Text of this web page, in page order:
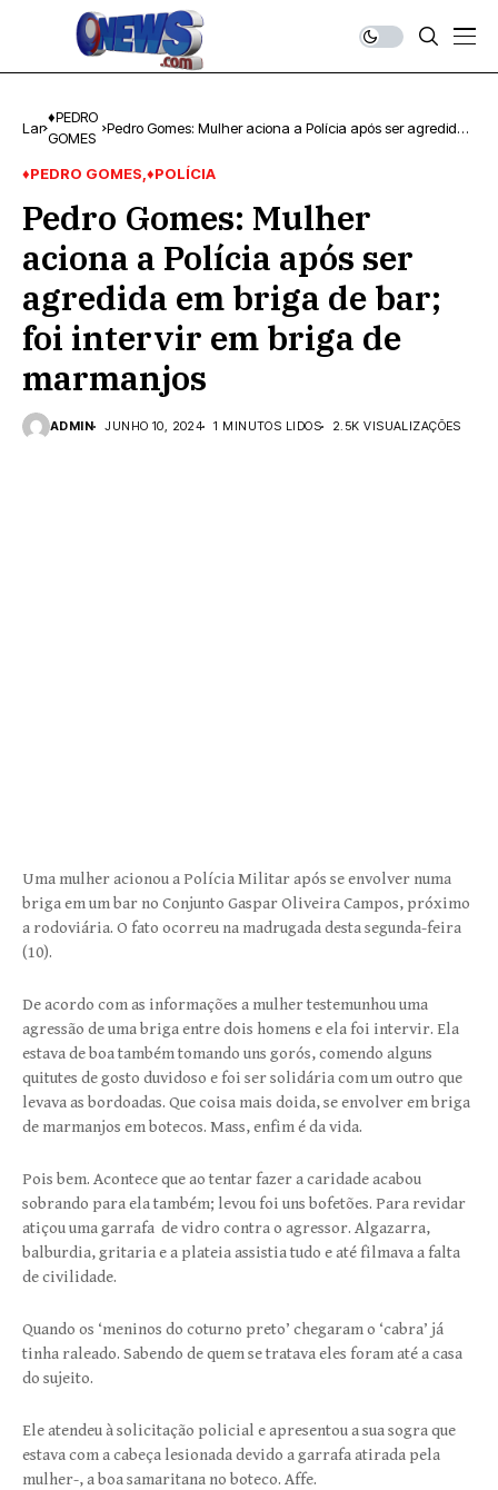
Lar
♦PEDRO
GOMES
Pedro Gomes: Mulher aciona a Polícia após ser agredida
♦PEDRO GOMES ♦POLÍCIA
Pedro Gomes: Mulher
aciona a Polícia após ser
agredida em briga de bar;
foi intervir em briga de
marmanjos
ADMIN JUNHO 10, 2024 1 MINUTOS LIDOS 2.5K VISUALIZAÇÕES
Uma mulher acionou a Polícia Militar após se envolver numa
briga em um bar no Conjunto Gaspar Oliveira Campos, próximo
a rodoviária. O fato ocorreu na madrugada desta segunda-feira
(10).
De acordo com as informações a mulher testemunhou uma
agressão de uma briga entre dois homens e ela foi intervir. Ela
estava de boa também tomando uns gorós, comendo alguns
quitutes de gosto duvidoso e foi ser solidária com um outro que
levava as bordoadas. Que coisa mais doida, se envolver em briga
de marmanjos em botecos. Mass, enfim é da vida.
Pois bem. Acontece que ao tentar fazer a caridade acabou
sobrando para ela também; levou foi uns bofetões. Para revidar
atiçou uma garrafa de vidro contra o agressor. Algazarra,
balburdia, gritaria e a plateia assistia tudo e até filmava a falta
de civilidade.
Quando os ‘meninos do coturno preto’ chegaram o ‘cabra’ já
tinha raleado. Sabendo de quem se tratava eles foram até a casa
do sujeito.
Ele atendeu à solicitação policial e apresentou a sua sogra que
estava com a cabeça lesionada devido a garrafa atirada pela
mulher-, a boa samaritana no boteco. Affe.